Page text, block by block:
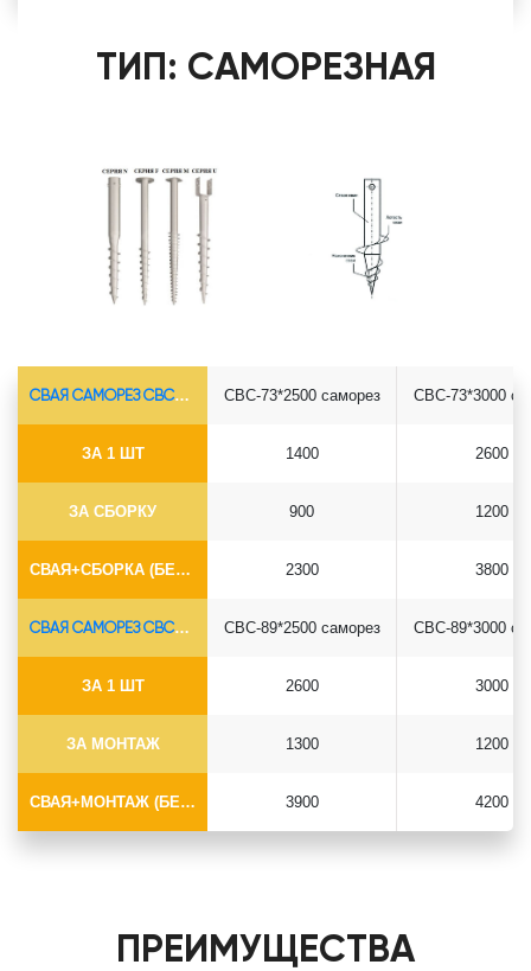
ТИП: САМОРЕЗНАЯ
СВАЯ САМОРЕЗ СВС-Ø73*5.5
ЗА 1 ШТ
ЗА СБОРКУ
СВАЯ+СБОРКА (БЕЗ ОГОЛОВКА)
СВС-73*2500 саморез
1400
900
2300
СВС-73*3000
2600
1200
3800
СВАЯ САМОРЕЗ СВС-Ø89*6.5
ЗА 1 ШТ
ЗА МОНТАЖ
СВАЯ+МОНТАЖ (БЕЗ ОГОЛОВКА)
СВС-89*2500 саморез
2600
1300
3900
СВС-89*3000
3000
1200
4200
ПРЕИМУЩЕСТВА